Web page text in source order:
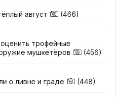
август (466)
трофейные
мушкетёров
(456)
о ливне и граде (448)